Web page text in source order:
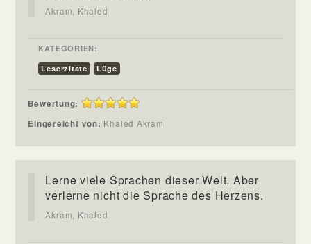
Akram, Khaled
KATEGORIEN:
Leserzitate
Lüge
Bewertung:
Eingereicht von: Khaled Akram
Lerne viele Sprachen dieser Welt. Aber
verlerne nicht die Sprache des Herzens.
Akram, Khaled